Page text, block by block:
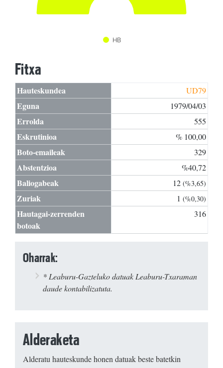
HB
Fitxa
Hauteskundea UD79
Eguna 1979/04/03
Errolda 555
Eskrutinioa % 100,00
Boto-emaileak 329
Abstentzioa %40,72
Baliogabeak 12 (%3,65)
Zuriak 1 (%0,30)
Hautagai-zerrenden
botoak
316
Oharrak:
* Leaburu-Gazteluko datuak Leaburu-Txaraman
daude kontabilizatuta.
Alderaketa
Alderatu hauteskunde honen datuak beste batetkin